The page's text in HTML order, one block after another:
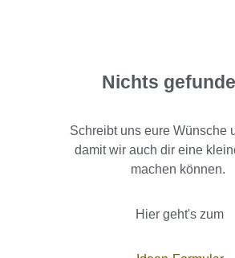
Nichts
Schreibt uns eure Wünsche
damit wir auch dir eine
machen können.
Hier geht's zum